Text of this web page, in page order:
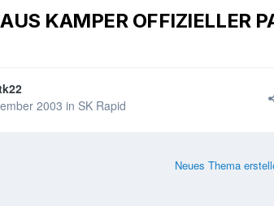
KAMPER OFFIZIELLER
2003 in SK Rapid
Neues Thema